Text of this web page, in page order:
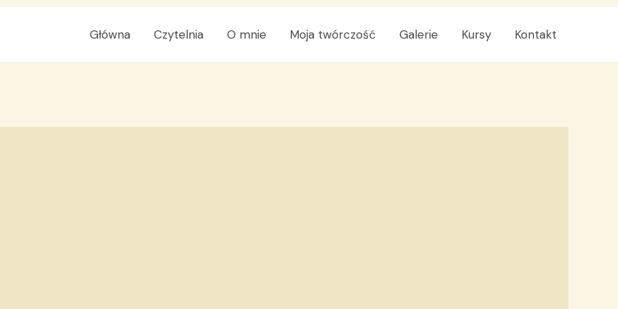
Główna Czytelnia O mnie Moja twórczość Galerie Kursy Kontakt